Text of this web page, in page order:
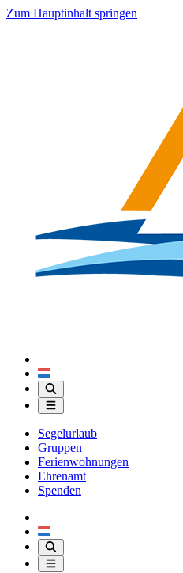
Zum Hauptinhalt springen
Segelurlaub
Gruppen
Ferienwohnungen
Ehrenamt
Spenden